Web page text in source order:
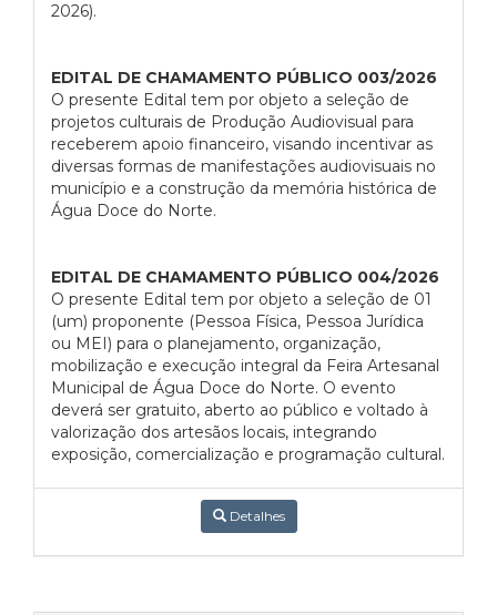
2026).
EDITAL DE CHAMAMENTO PÚBLICO 003/2026
O presente Edital tem por objeto a seleção de
projetos culturais de Produção Audiovisual para
receberem apoio financeiro, visando incentivar as
diversas formas de manifestações audiovisuais no
município e a construção da memória histórica de
Água Doce do Norte.
EDITAL DE CHAMAMENTO PÚBLICO 004/2026
O presente Edital tem por objeto a seleção de 01
(um) proponente (Pessoa Física, Pessoa Jurídica
ou MEI) para o planejamento, organização,
mobilização e execução integral da Feira Artesanal
Municipal de Água Doce do Norte. O evento
deverá ser gratuito, aberto ao público e voltado à
valorização dos artesãos locais, integrando
exposição, comercialização e programação cultural.
Detalhes